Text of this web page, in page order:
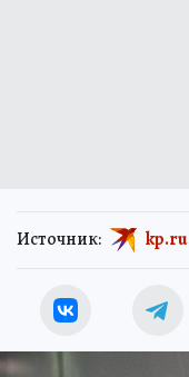
Источник: kp.ru